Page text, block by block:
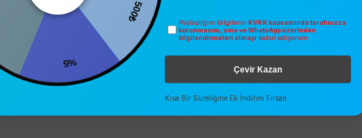
500₺ Paylaştığım bilgilerin KVKK kapsamında tarafınızca
korunmasını, sms ve WhatsApp üzerinden
bilgilendirmeleri almayı kabul ediyorum.
Çevir Kazan
Kısa Bir Süreliğine Ek İndirim Fırsatı